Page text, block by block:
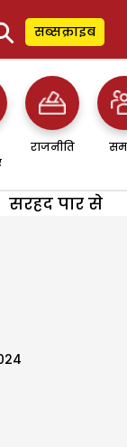
सब्सक्राइब
राजनीति
सरहद पार से